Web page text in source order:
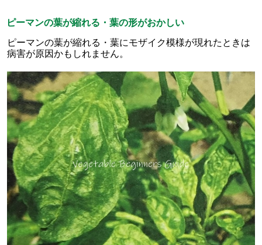
ピーマンの葉が縮れる・葉の形がおかしい
ピーマンの葉が縮れる・葉にモザイク模様が現れたときは
病害が原因かもしれません。